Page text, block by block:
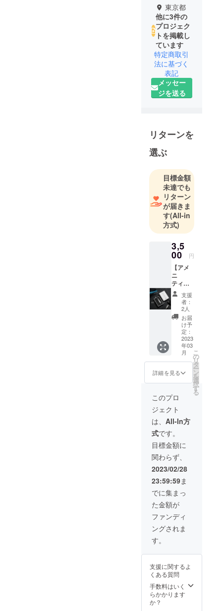
東京都
他に3件の
プロジェク
トを掲載し
ています
特定商取引
法に基づく
表記
メッセー
ジを送る
リターンを
選ぶ
目標金額
未達でも
リターン
が届きま
す(All-in
方式)
3,5
00 円
【アメ
ニ
ティー
鼻毛
カッ
タ】 *
カ
ラー：
シル
バー *付
属品：
本体
×1、ク
リーニ
ングブ
ラシ
×1、日
本語の
説明書×
１。 *税
込み *配
送料込
み
支援
者：
2人
お届
け予
定：
2023
年03
月
詳細を見る
こ
の
リ
タ
ー
ン
を
選
択
す
る
このプロ
ジェクト
は、 All-In方
式です。
目標金額に
関わらず、
2023/02/28
23:59:59ま
でに集まっ
た金額が
ファンディ
ングされま
す。
支援に関するよ
くある質問
手数料はいく
らかかります
か？